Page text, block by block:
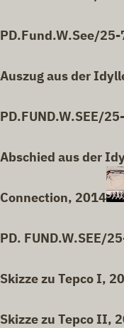
PD.Fund.W.See/
Auszug aus der
PD.FUND.W.SEE/
Abschied aus der
Connection, 2014
PD. FUND.W.SEE/
Skizze zu Tepco I,
Skizze zu Tepco II,